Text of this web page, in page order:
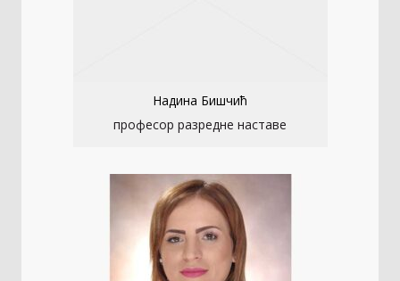
Надина Бишчић
професор разредне наставе